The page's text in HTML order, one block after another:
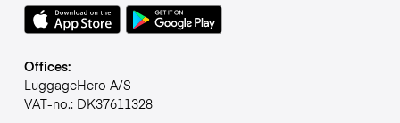
Offices:
LuggageHero A/S
VAT-no.: DK37611328